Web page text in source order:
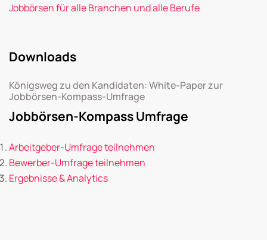
Jobbörsen für alle Branchen und alle Berufe
Downloads
Königsweg zu den Kandidaten: White-Paper zur
Jobbörsen-Kompass-Umfrage
Jobbörsen-Kompass Umfrage
Arbeitgeber-Umfrage teilnehmen
Bewerber-Umfrage teilnehmen
Ergebnisse & Analytics